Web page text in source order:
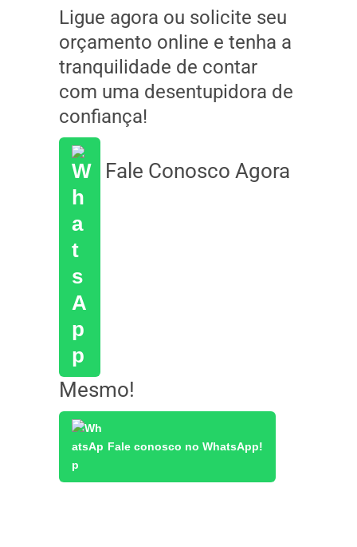
Ligue agora ou solicite seu
orçamento online e tenha a
tranquilidade de contar
com uma desentupidora de
confiança!
Fale Conosco Agora
Mesmo!
Fale conosco no WhatsApp!